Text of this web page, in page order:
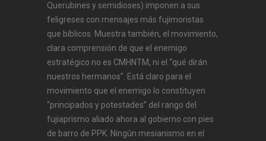
Querubines y semidioses) imponen a sus
feligreses con mensajes más fujimoristas
que bíblicos. Muestra también, el movimiento,
clara comprensión de que el enemigo
estratégico no es CMHNTM, ni el “qué dirán
nuestros hermanos”. Está claro para el
movimiento que el enemigo lo constituyen
“principados y potestades” del rango del
fujiaprismo aliado ahora al gobierno con pies
de barro de PPK. Ningún mesianismo en el